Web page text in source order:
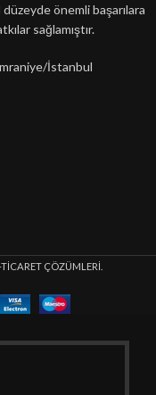
önemli başarılara
sağlamıştır.
İstanbul
TİCARET ÇÖZÜMLERİ.